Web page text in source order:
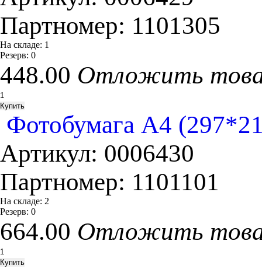
Партномер: 1101305
На складе: 1
Резерв: 0
448.00 Отложить
Фотобумага A4
Артикул: 0006430
Партномер: 1101101
На складе: 2
Резерв: 0
664.00 Отложить